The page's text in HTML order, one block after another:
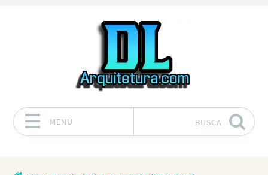
MENU BUSCA